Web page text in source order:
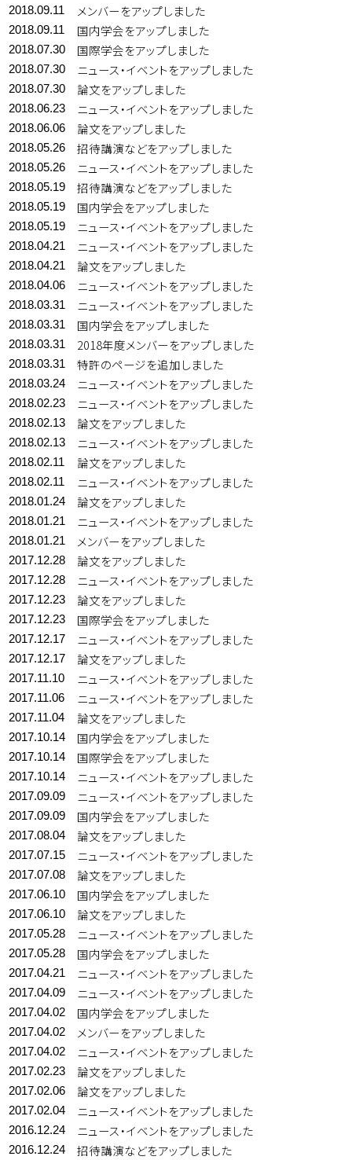
2018.09.11 メンバーをアップしました
2018.09.11 国内学会をアップしました
2018.07.30 国際学会をアップしました
2018.07.30 ニュース・イベントをアップしました
2018.07.30 論文をアップしました
2018.06.23 ニュース・イベントをアップしました
2018.06.06 論文をアップしました
2018.05.26 招待講演などをアップしました
2018.05.26 ニュース・イベントをアップしました
2018.05.19 招待講演などをアップしました
2018.05.19 国内学会をアップしました
2018.05.19 ニュース・イベントをアップしました
2018.04.21 ニュース・イベントをアップしました
2018.04.21 論文をアップしました
2018.04.06 ニュース・イベントをアップしました
2018.03.31 ニュース・イベントをアップしました
2018.03.31 国内学会をアップしました
2018.03.31 2018年度メンバーをアップしました
2018.03.31 特許のページを追加しました
2018.03.24 ニュース・イベントをアップしました
2018.02.23 ニュース・イベントをアップしました
2018.02.13 論文をアップしました
2018.02.13 ニュース・イベントをアップしました
2018.02.11 論文をアップしました
2018.02.11 ニュース・イベントをアップしました
2018.01.24 論文をアップしました
2018.01.21 ニュース・イベントをアップしました
2018.01.21 メンバーをアップしました
2017.12.28 論文をアップしました
2017.12.28 ニュース・イベントをアップしました
2017.12.23 論文をアップしました
2017.12.23 国際学会をアップしました
2017.12.17 ニュース・イベントをアップしました
2017.12.17 論文をアップしました
2017.11.10 ニュース・イベントをアップしました
2017.11.06 ニュース・イベントをアップしました
2017.11.04 論文をアップしました
2017.10.14 国内学会をアップしました
2017.10.14 国際学会をアップしました
2017.10.14 ニュース・イベントをアップしました
2017.09.09 ニュース・イベントをアップしました
2017.09.09 国内学会をアップしました
2017.08.04 論文をアップしました
2017.07.15 ニュース・イベントをアップしました
2017.07.08 論文をアップしました
2017.06.10 国内学会をアップしました
2017.06.10 論文をアップしました
2017.05.28 ニュース・イベントをアップしました
2017.05.28 国内学会をアップしました
2017.04.21 ニュース・イベントをアップしました
2017.04.09 ニュース・イベントをアップしました
2017.04.02 国内学会をアップしました
2017.04.02 メンバーをアップしました
2017.04.02 ニュース・イベントをアップしました
2017.02.23 論文をアップしました
2017.02.06 論文をアップしました
2017.02.04 ニュース・イベントをアップしました
2016.12.24 ニュース・イベントをアップしました
2016.12.24 招待講演などをアップしました